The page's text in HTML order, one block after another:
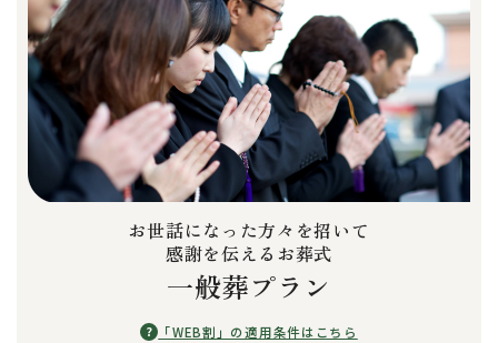
お世話になった方々を招いて
感謝を伝えるお葬式
一般葬プラン
? 「WEB割」の適用条件はこちら